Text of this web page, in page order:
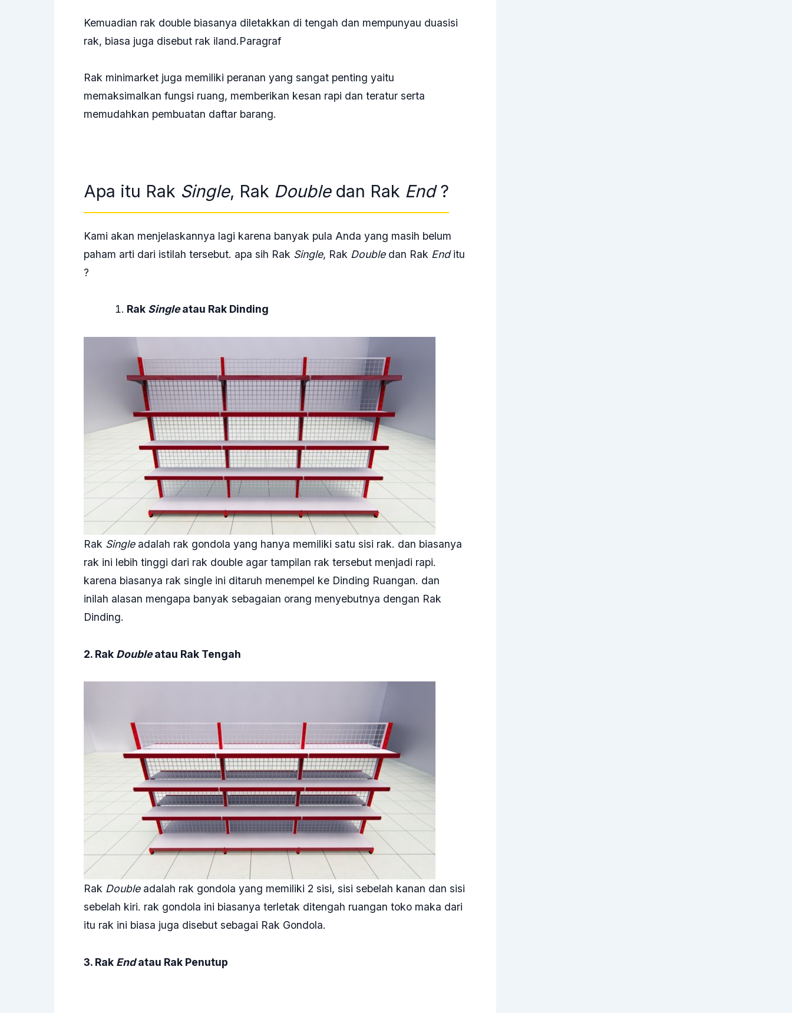
Kemuadian rak double biasanya diletakkan di tengah dan mempunyau duasisi
rak, biasa juga disebut rak iland.Paragraf
Rak minimarket juga memiliki peranan yang sangat penting yaitu
memaksimalkan fungsi ruang, memberikan kesan rapi dan teratur serta
memudahkan pembuatan daftar barang.
Apa itu Rak Single, Rak Doubledan Rak End?
Kami akan menjelaskannya lagi karena banyak pula Anda yang masih belum
paham arti dari istilah tersebut. apa sih Rak Single, Rak Doubledan Rak Enditu
?
Rak Singleatau Rak Dinding
Rak Singleadalah rak gondola yang hanya memiliki satu sisi rak. dan biasanya
rak ini lebih tinggi dari rak double agar tampilan rak tersebut menjadi rapi.
karena biasanya rak single ini ditaruh menempel ke Dinding Ruangan. dan
inilah alasan mengapa banyak sebagaian orang menyebutnya dengan Rak
Dinding.
2. Rak Doubleatau Rak Tengah
Rak Doubleadalah rak gondola yang memiliki 2 sisi, sisi sebelah kanan dan sisi
sebelah kiri. rak gondola ini biasanya terletak ditengah ruangan toko maka dari
itu rak ini biasa juga disebut sebagai Rak Gondola.
3. Rak Endatau Rak Penutup